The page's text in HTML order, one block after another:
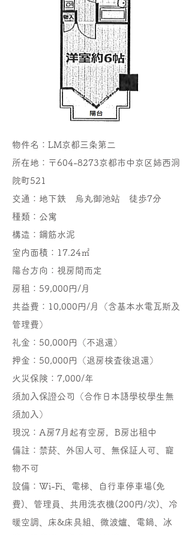
物件名：LM京都三条第二
所在地：〒604-8273京都市中京区姉西洞
院町521
交通：地下鉄 烏丸御池站 徒歩7分
種類：公寓
構造：鋼筋水泥
室内面積：17.24㎡
陽台方向：視房間而定
​房租：59,000円/月
共益費：10,000円/月（含基本水電瓦斯及
管理費）
礼金： 50,000円
（不退還）
押金：50,000円（退房検査後退還）
火災保険：7,000/年
須加入保證公司
（合作日本語學校學生無
須加入）
現況： A房7月起有空房，B房出租中
備註：禁菸、外国人可、無保証人可、寵
物不可
設備：​​​Wi-Fi、電梯、自行車停車場(免
費)、管理員、共用洗衣機(200円/次)、冷
暖空調、床&床具組、微波爐、電鍋、冰